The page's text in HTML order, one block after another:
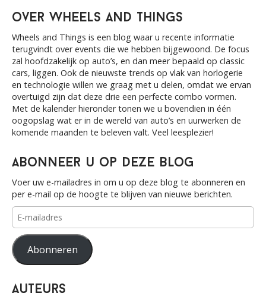
i
g
a
t
i
o
c
h
f
over Wheels and Things
Wheels and Things is een blog waar u recente informatie
terugvindt over events die we hebben bijgewoond. De focus
zal hoofdzakelijk op auto’s, en dan meer bepaald op classic
cars, liggen. Ook de nieuwste trends op vlak van horlogerie
en technologie willen we graag met u delen, omdat we ervan
overtuigd zijn dat deze drie een perfecte combo vormen.
Met de kalender hieronder tonen we u bovendien in één
oogopslag wat er in de wereld van auto’s en uurwerken de
komende maanden te beleven valt. Veel leesplezier!
Abonneer u op deze blog
Voer uw e-mailadres in om u op deze blog te abonneren en
per e-mail op de hoogte te blijven van nieuwe berichten.
E-
mailadres
Abonneren
Auteurs